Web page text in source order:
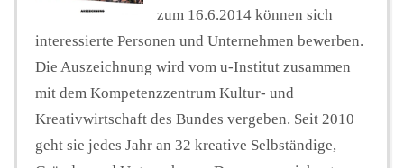
Seminare
Unterstützen
zum 16.6.2014 können sich
interessierte Personen und Unternehmen bewerben.
Die Auszeichnung wird vom u-Institut zusammen
mit dem Kompetenzzentrum Kultur- und
Kreativwirtschaft des Bundes vergeben. Seit 2010
geht sie jedes Jahr an 32 kreative Selbständige,